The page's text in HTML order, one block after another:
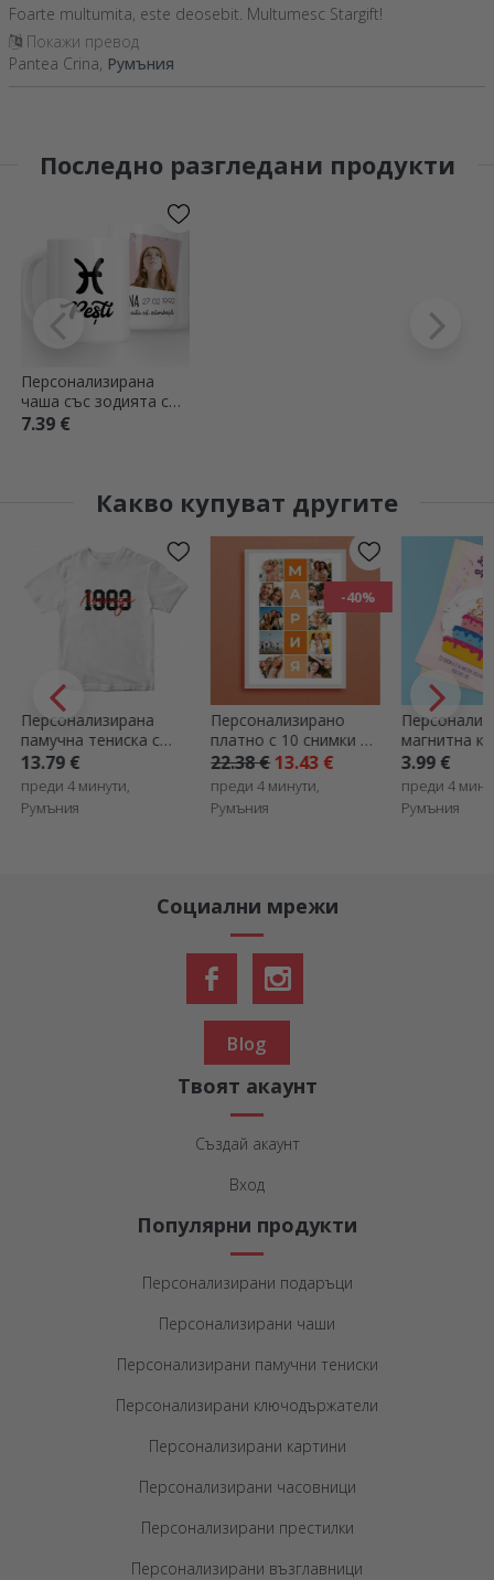
Foarte multumita, este deosebit. Multumesc Stargift!
Покажи превод
Pantea Crina, Румъния
Последно разгледани продукти
Персонализирана
чаша със зодията с
снимка и текст - Риби
7.39 €
Какво купуват другите
-40%
Персонализирано
платно с 10 снимки и
име от 5 букви
22.38 €
преди 4 минути,
Румъния
Персонализирана
магнитна карта с
текст и номер -
Рожден ден торта
3.99 €
преди 4 минути,
Румъния
кутия за
- Сватба
17.58 €
преди 9
Румъния
Социални мрежи
Blog
Твоят акаунт
Създай акаунт
Вход
Популярни продукти
Персонализирани подаръци
Персонализирани чаши
Персонализирани памучни тениски
Персонализирани ключодържатели
Персонализирани картини
Персонализирани часовници
Персонализирани престилки
Персонализирани възглавници